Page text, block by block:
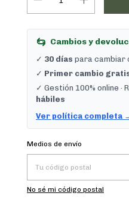
Cambios y
✓ 30 días para cambiar
✓ Primer cambio
✓ Gestión 100% online ·
hábiles
Ver política completa
Entregas para el CP:
Medios de envío
No sé mi código postal